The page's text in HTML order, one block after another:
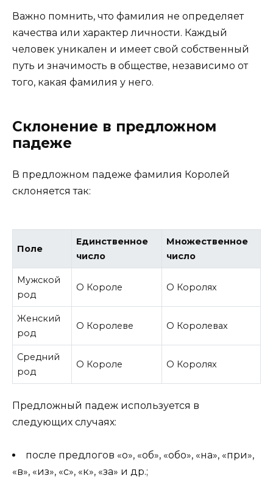
Важно помнить, что фамилия не определяет
качества или характер личности. Каждый
человек уникален и имеет свой собственный
путь и значимость в обществе, независимо от
того, какая фамилия у него.
Склонение в предложном
падеже
В предложном падеже фамилия Королей
склоняется так:
Поле
Единственное
число
Множественное
число
Мужской
род
О Короле О Королях
Женский
род
О Королеве О Королевах
Средний
род
О Короле О Королях
Предложный падеж используется в
следующих случаях:
после предлогов «о», «об», «обо», «на», «при»,
«в», «из», «с», «к», «за» и др.;